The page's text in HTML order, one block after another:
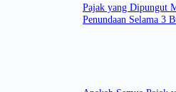
Pajak yang Dipungut
Penundaan Selama 3